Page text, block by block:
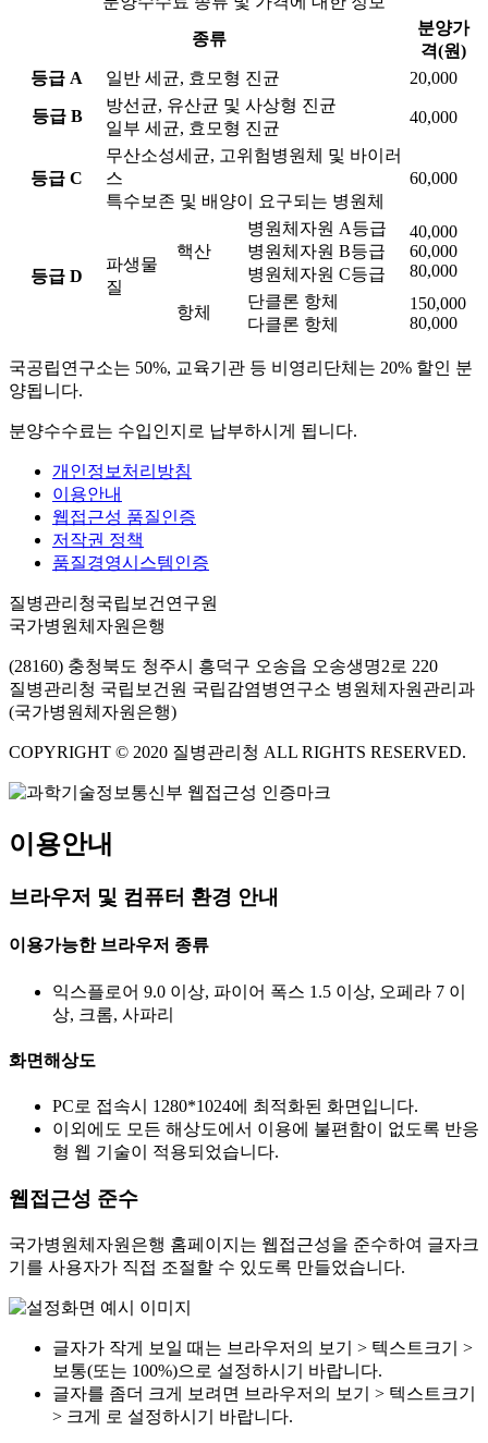
종류
분양가
격(원)
등급 A
일반 세균, 효모형 진균 20,000
등급 B
방선균, 유산균 및 사상형 진균
일부 세균, 효모형 진균
40,000
등급 C
무산소성세균, 고위험병원체 및 바이러
스
특수보존 및 배양이 요구되는 병원체
60,000
등급 D
파생물
질
핵산
병원체자원 A등급
병원체자원 B등급
병원체자원 C등급
40,000
60,000
80,000
항체
단클론 항체
다클론 항체
150,000
80,000
국공립연구소는 50%, 교육기관 등 비영리단체는 20% 할인 분
양됩니다.
분양수수료는 수입인지로 납부하시게 됩니다.
개인정보처리방침
이용안내
웹접근성 품질인증
저작권 정책
품질경영시스템인증
질병관리청국립보건연구원
국가병원체자원은행
(28160) 충청북도 청주시 흥덕구 오송읍 오송생명2로 220
질병관리청 국립보건원 국립감염병연구소 병원체자원관리과
(국가병원체자원은행)
COPYRIGHT © 2020 질병관리청 ALL RIGHTS RESERVED.
이용안내
브라우저 및 컴퓨터 환경 안내
이용가능한 브라우저 종류
익스플로어 9.0 이상, 파이어 폭스 1.5 이상, 오페라 7 이
상, 크롬, 사파리
화면해상도
PC로 접속시 1280*1024에 최적화된 화면입니다.
이외에도 모든 해상도에서 이용에 불편함이 없도록 반응
형 웹 기술이 적용되었습니다.
웹접근성 준수
국가병원체자원은행 홈페이지는 웹접근성을 준수하여 글자크
기를 사용자가 직접 조절할 수 있도록 만들었습니다.
글자가 작게 보일 때는 브라우저의 보기 > 텍스트크기 >
보통(또는 100%)으로 설정하시기 바랍니다.
글자를 좀더 크게 보려면 브라우저의 보기 > 텍스트크기
> 크게 로 설정하시기 바랍니다.